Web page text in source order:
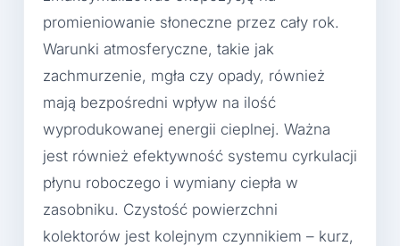
promieniowanie słoneczne przez cały rok.
Warunki atmosferyczne, takie jak
zachmurzenie, mgła czy opady, również
mają bezpośredni wpływ na ilość
wyprodukowanej energii cieplnej. Ważna
jest również efektywność systemu cyrkulacji
płynu roboczego i wymiany ciepła w
zasobniku. Czystość powierzchni
kolektorów jest kolejnym czynnikiem – kurz,